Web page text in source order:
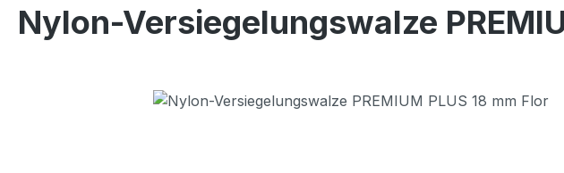
Nylon-Versiegelungswalze
Bildergalerie überspringen